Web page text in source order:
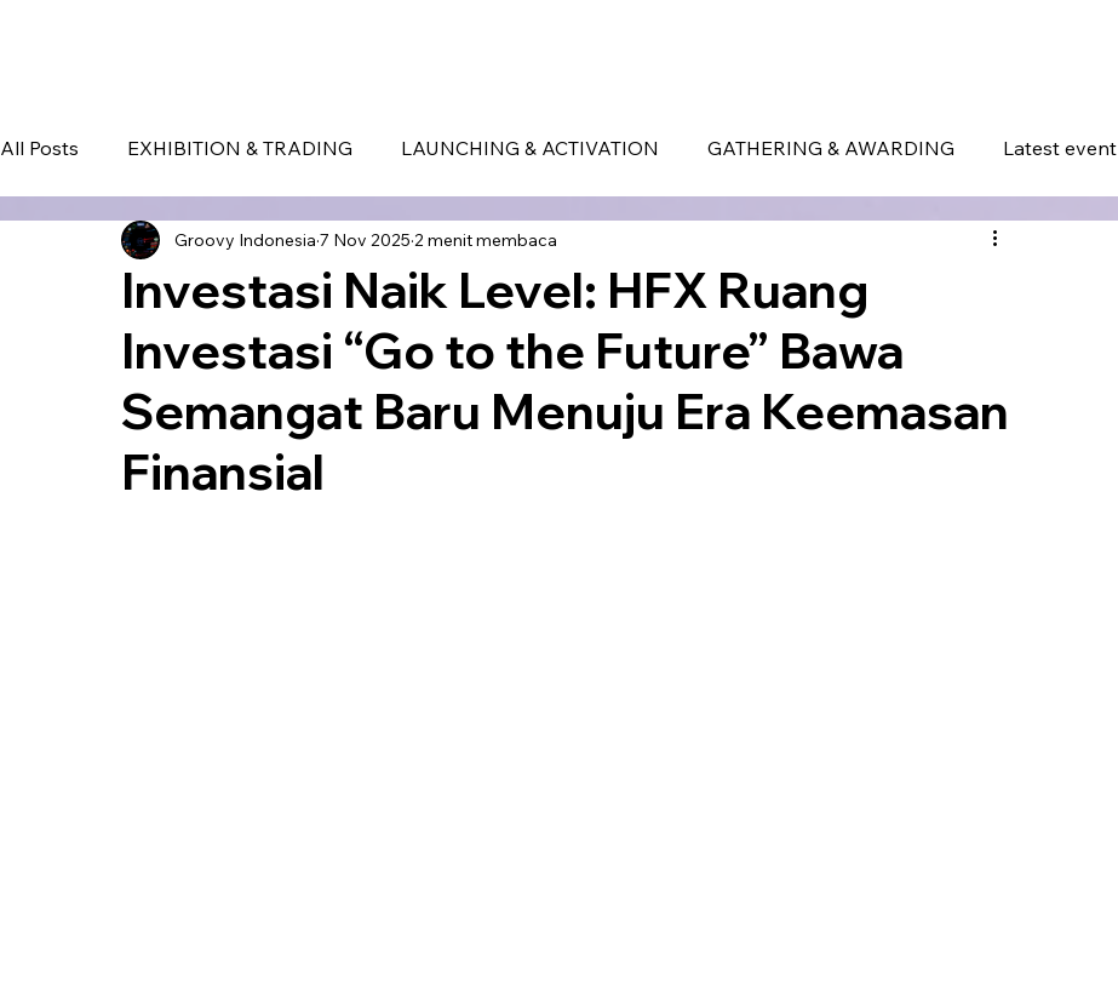
All Posts EXHIBITION & TRADING LAUNCHING & ACTIVATION GATHERING & AWARDING Latest event
Seminar & Conference BALI bali
Investasi Naik Level: HFX Ruang
Investasi “Go to the Future” Bawa
Semangat Baru Menuju Era Keemasan
Finansial
Groovy Indonesia 7 Nov 2025 2 menit membaca